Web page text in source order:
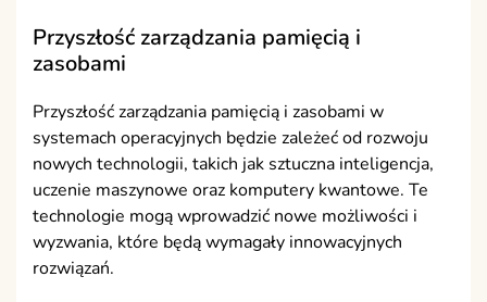
Przyszłość zarządzania pamięcią i
zasobami
Przyszłość zarządzania pamięcią i zasobami w
systemach operacyjnych będzie zależeć od rozwoju
nowych technologii, takich jak sztuczna inteligencja,
uczenie maszynowe oraz komputery kwantowe. Te
technologie mogą wprowadzić nowe możliwości i
wyzwania, które będą wymagały innowacyjnych
rozwiązań.